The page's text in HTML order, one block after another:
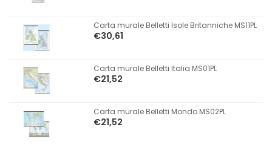
Carta murale Belletti Isole Britanniche MS11PL
€30,61
Carta murale Belletti Italia MS01PL
€21,52
Carta murale Belletti Mondo MS02PL
€21,52